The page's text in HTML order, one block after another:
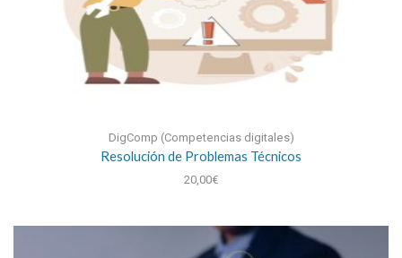
DigComp (Competencias digitales)
Resolución de Problemas Técnicos
20,00€